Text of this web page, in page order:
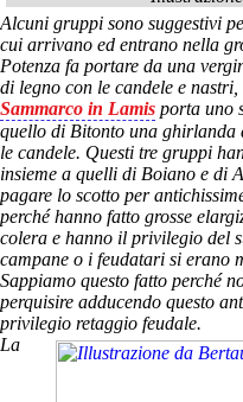
Alcuni gruppi sono suggestivi
cui arrivano ed entrano nella
Potenza fa portare da una
di legno con le candele e
Sammarco in Lamis porta uno
quello di Bitonto una ghirlanda
le candele. Questi tre gruppi
insieme a quelli di Boiano e di
pagare lo scotto per
perché hanno fatto grosse
colera e hanno il privilegio del
campane o i feudatari si erano
Sappiamo questo fatto perché
perquisire adducendo questo
privilegio retaggio feudale.
La